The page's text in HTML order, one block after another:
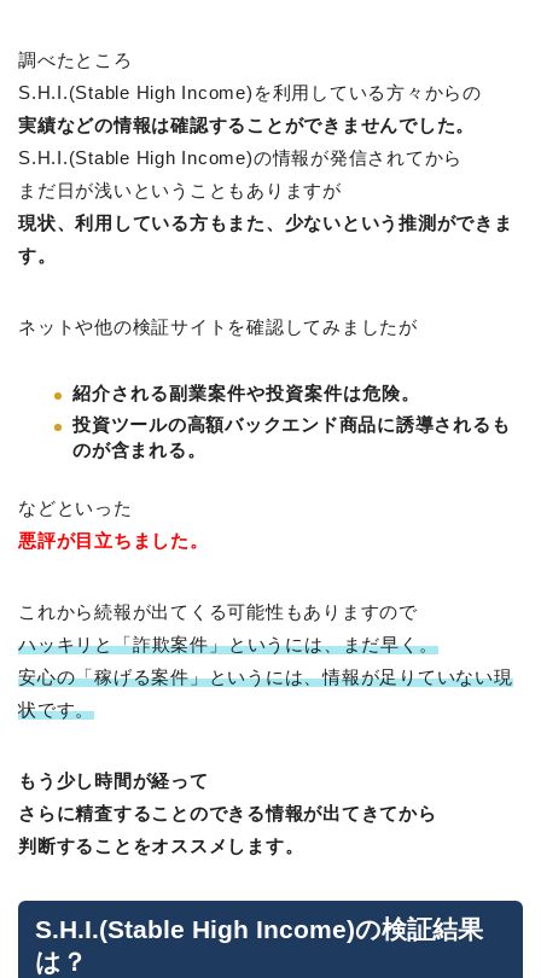
調べたところ
S.H.I.(Stable High Income)を利用している方々からの
実績などの情報は確認することができませんでした。
S.H.I.(Stable High Income)の情報が発信されてから
まだ日が浅いということもありますが
現状、利用している方もまた、少ないという推測ができま
す。
ネットや他の検証サイトを確認してみましたが
紹介される副業案件や投資案件は危険。
投資ツールの高額バックエンド商品に誘導されるも
のが含まれる。
などといった
悪評が目立ちました。
これから続報が出てくる可能性もありますので
ハッキリと「詐欺案件」というには、まだ早く。
安心の「稼げる案件」というには、情報が足りていない現
状です。
もう少し時間が経って
さらに精査することのできる情報が出てきてから
判断することをオススメします。
S.H.I.(Stable High Income)の検証結果
は？